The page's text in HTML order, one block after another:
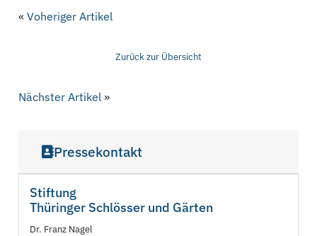
«Voheriger Artikel
Zurück zur Übersicht
Nächster Artikel »
Pressekontakt
Stiftung
Thüringer Schlösser und Gärten
Dr. Franz Nagel